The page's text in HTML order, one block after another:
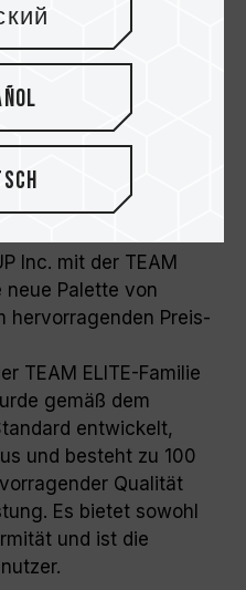
Produkte
mit dem
(NB) werden immer
im Privatleben,
Bereich, wo jeder
Inc. mit der TEAM
neue Palette von
hervorragenden Preis-
TEAM ELITE-Familie
gemäß dem
entwickelt,
und besteht zu 100
Qualität
Es bietet sowohl
und ist die